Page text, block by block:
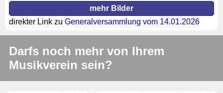
mehr Bilder
direkter Link zu Generalversammlung vom 14.01.2026
Darfs noch mehr von Ihrem
Musikverein sein?